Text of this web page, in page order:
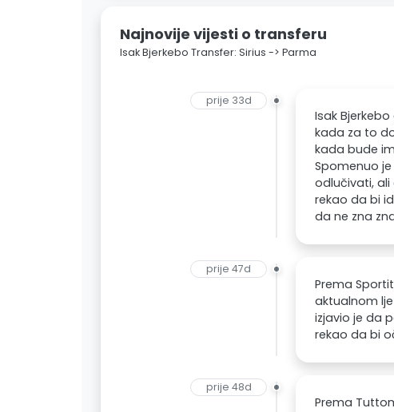
Najnovije vijesti o transferu
Isak Bjerkebo Transfer: Sirius -> Parma
prije 33d
Isak
kada za to
kada bude
Spomenuo
odlučivati,
rekao da bi
da ne zna
prije 47d
Prema
aktualnom
izjavio je da
rekao da bi
prije 48d
Prema